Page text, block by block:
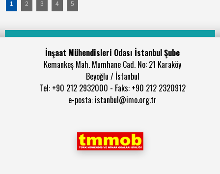
1 2 3 4 5
İnşaat Mühendisleri Odası İstanbul Şube
Kemankeş Mah. Mumhane Cad. No: 21 Karaköy
Beyoğlu / İstanbul
Tel: +90 212 2932000 - Faks: +90 212 2320912
e-posta: istanbul@imo.org.tr